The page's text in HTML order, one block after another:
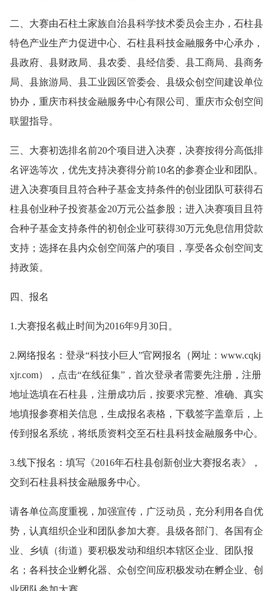
二、大赛由石柱土家族自治县科学技术委员会主办，石柱县
特色产业生产力促进中心、石柱县科技金融服务中心承办，
县政府、县财政局、县农委、县经信委、县工商局、县商务
局、县旅游局、县工业园区管委会、县级众创空间建设单位
协办，重庆市科技金融服务中心有限公司、重庆市众创空间
联盟指导。
三、大赛初选排名前20个项目进入决赛，决赛按得分高低排
名评选等次，优先支持决赛得分前10名的参赛企业和团队。
进入决赛项目且符合种子基金支持条件的创业团队可获得石
柱县创业种子投资基金20万元公益参股；进入决赛项目且符
合种子基金支持条件的初创企业可获得30万元免息信用贷款
支持；选择在县内众创空间落户的项目，享受各众创空间支
持政策。
四、报名
1.大赛报名截止时间为2016年9月30日。
2.网络报名：登录“科技小巨人”官网报名（网址：www.cqkj
xjr.com），点击“在线征集”，首次登录者需要先注册，注册
地址选填在石柱县，注册成功后，按要求完整、准确、真实
地填报参赛相关信息，生成报名表格，下载签字盖章后，上
传到报名系统，将纸质资料交至石柱县科技金融服务中心。
3.线下报名：填写《2016年石柱县创新创业大赛报名表》，
交到石柱县科技金融服务中心。
请各单位高度重视，加强宣传，广泛动员，充分利用各自优
势，认真组织企业和团队参加大赛。县级各部门、各国有企
业、乡镇（街道）要积极发动和组织本辖区企业、团队报
名；各科技企业孵化器、众创空间应积极发动在孵企业、创